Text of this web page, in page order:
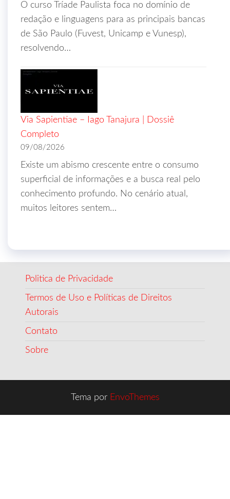
O curso Tríade Paulista foca no domínio de
redação e linguagens para as principais bancas
de São Paulo (Fuvest, Unicamp e Vunesp),
resolvendo…
Via Sapientiae – Iago Tanajura | Dossiê
Completo
09/08/2026
Existe um abismo crescente entre o consumo
superficial de informações e a busca real pelo
conhecimento profundo. No cenário atual,
muitos leitores sentem…
Politica de Privacidade
Termos de Uso e Políticas de Direitos
Autorais
Contato
Sobre
Tema por EnvoThemes